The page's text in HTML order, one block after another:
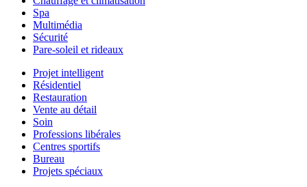
Spa
Multimédia
Sécurité
Pare-soleil et rideaux
Projet intelligent
Résidentiel
Restauration
Vente au détail
Soin
Professions libérales
Centres sportifs
Bureau
Projets spéciaux